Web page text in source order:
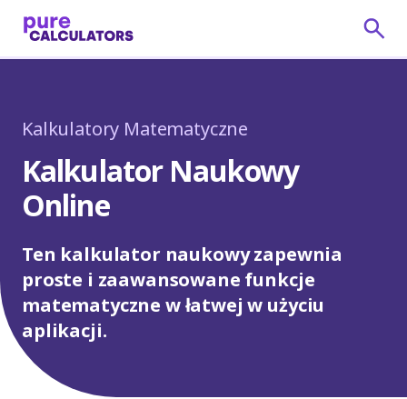
Kalkulatory Matematyczne
Kalkulator Naukowy
Online
Ten kalkulator naukowy zapewnia
proste i zaawansowane funkcje
matematyczne w łatwej w użyciu
aplikacji.